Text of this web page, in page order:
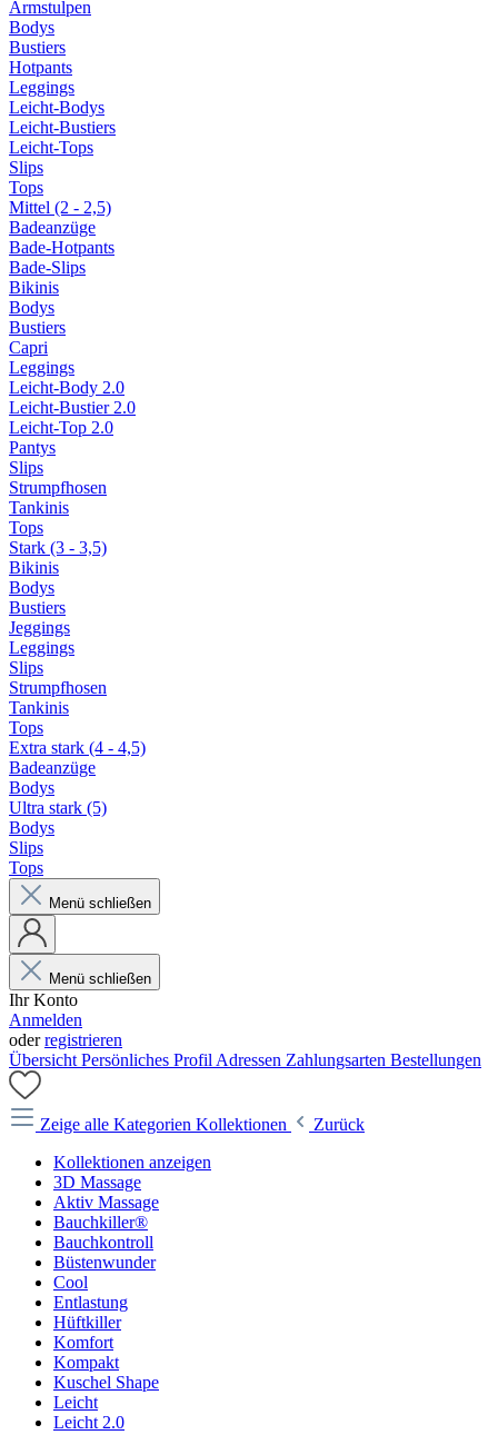
Armstulpen
Bodys
Bustiers
Hotpants
Leggings
Leicht-Bodys
Leicht-Bustiers
Leicht-Tops
Slips
Tops
Mittel (2 - 2,5)
Badeanzüge
Bade-Hotpants
Bade-Slips
Bikinis
Bodys
Bustiers
Capri
Leggings
Leicht-Body 2.0
Leicht-Bustier 2.0
Leicht-Top 2.0
Pantys
Slips
Strumpfhosen
Tankinis
Tops
Stark (3 - 3,5)
Bikinis
Bodys
Bustiers
Jeggings
Leggings
Slips
Strumpfhosen
Tankinis
Tops
Extra stark (4 - 4,5)
Badeanzüge
Bodys
Ultra stark (5)
Bodys
Slips
Tops
Menü schließen
Menü schließen
Ihr Konto
Anmelden
oderregistrieren
Übersicht Persönliches Profil Adressen Zahlungsarten Bestellungen
Zeige alle Kategorien Kollektionen
Zurück
Kollektionen anzeigen
3D Massage
Aktiv Massage
Bauchkiller®
Bauchkontroll
Büstenwunder
Cool
Entlastung
Hüftkiller
Komfort
Kompakt
Kuschel Shape
Leicht
Leicht 2.0